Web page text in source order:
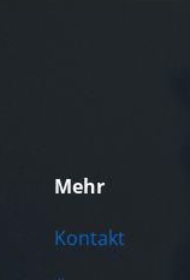
Mehr
Kontakt